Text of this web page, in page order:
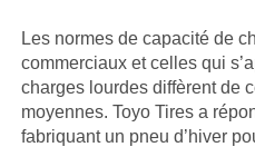
Les normes de capacité de
commerciaux et celles qui
charges lourdes diffèrent de
moyennes. Toyo Tires a
fabriquant un pneu d’hiver